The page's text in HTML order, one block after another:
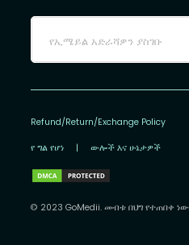
Refund/Return/Exchange Policy
የ ግል የሆነ | ውሎች እና ሁኔታዎች
© 2023 GoMedii. መብቱ በህግ የተጠበቀ ነው